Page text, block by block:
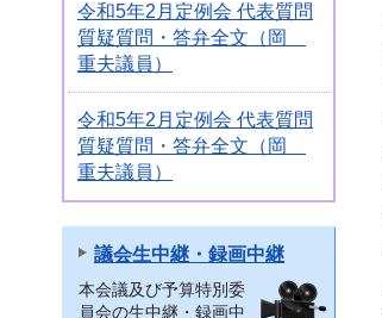
令和5年2月定例会 代表質問
質疑質問・答弁全文（岡
重夫議員）
令和5年2月定例会 代表質問
質疑質問・答弁全文（岡
重夫議員）
議会生中継・録画中継
本会議及び予算特別委
員会の生中継・録画中